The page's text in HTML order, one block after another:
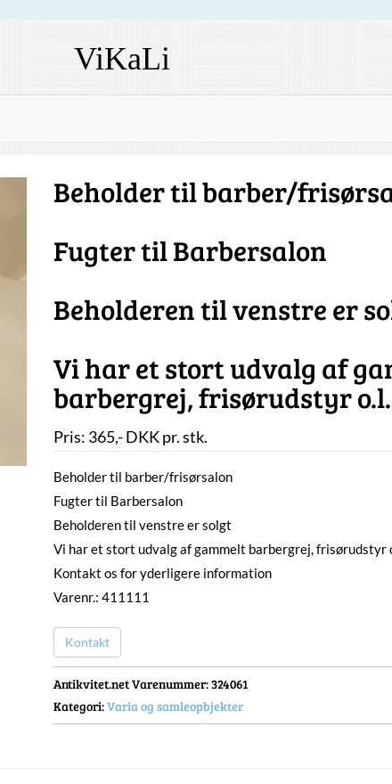
ViKaLi
Beholder til barber/
Fugter til Barbersalon
Beholderen til venstre er
Vi har et stort udvalg af
barbergrej, frisørudstyr o.l.
Pris: 365,-DKKpr. stk.
Beholder til barber/frisørsalon
Fugter til Barbersalon
Beholderen til venstre er solgt
Vi har et stort udvalg af gammelt barbergrej, frisørudstyr
Kontakt os for yderligere information
Varenr.: 411111
Kontakt
Antikvitet.net Varenummer: 324061
Kategori:Varia og samleopbjekter